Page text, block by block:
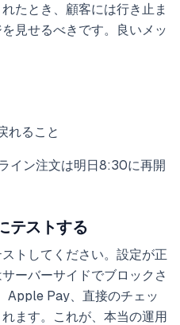
たとき、顧客には行き止ま
見せるべきです。良いメッ
れること
イン注文は明日8:30に再開
テストする
トしてください。設定が正
ーバーサイドでブロックさ
Apple Pay、直接のチェッ
ます。これが、本当の運用